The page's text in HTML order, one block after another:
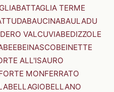
BATTAGLIA TERME
BAUCINABAULADU
VALCUVIABEDIZZOLE
BEEBEINASCOBEINETTE
ALL'ISAURO
MONFERRATO
BELLAGIOBELLANO